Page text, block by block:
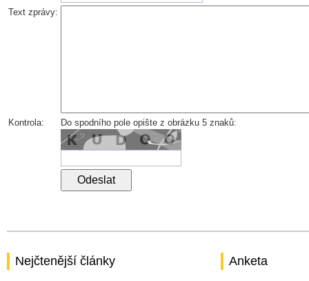
Text zprávy:
Kontrola: Do spodního pole opište z obrázku 5 znaků:
Nejčtenější články Anketa